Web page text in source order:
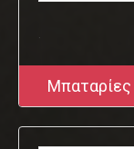
Μπαταρίες